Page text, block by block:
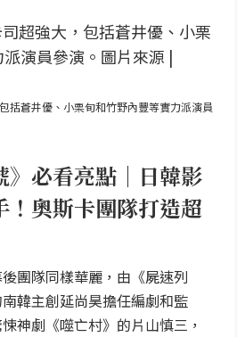
括蒼井優、小栗旬和竹野內豐等實力派演員
》必看亮點｜日韓影
！奧斯卡團隊打造超
團隊同樣華麗，由《屍速列
韓主創延尚昊擔任編劇和監
神劇《噬亡村》的片山慎三，